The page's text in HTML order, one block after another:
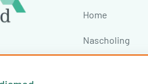
Home
Nascholing